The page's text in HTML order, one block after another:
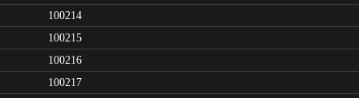
100214
100215
100216
100217